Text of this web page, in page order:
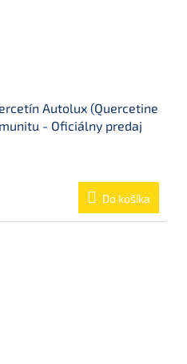
Autolux (Quercetine
- Oficiálny predaj
Do košíka